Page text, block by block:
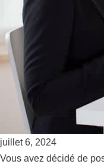
juillet 6, 2024
Vous avez décidé de